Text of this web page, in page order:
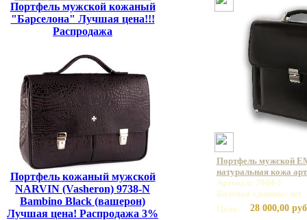
Портфель мужской кожаный
"Барселона" Лучшая цена!!!
Распродажа
Портфель кожаный мужской
NARVIN (Vasheron) 9738-N
Bambino Black (вашерон)
Лучшая цена! Распродажа 3%
Портфель мужской
натуральная кожа
Артикул: 7004-1
Базовая единица: шт
Цена:
28 000,00